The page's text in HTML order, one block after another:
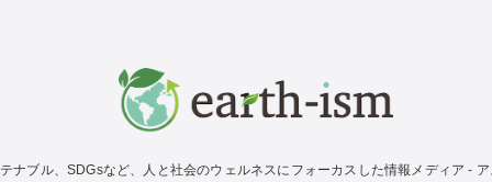
ナブル、SDGsなど、人と社会のウェルネスにフォーカスした情報メディア -